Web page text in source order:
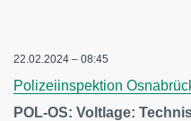
22.02.2024 – 08:45
Polizeiinspektion
POL-OS: Voltlage: